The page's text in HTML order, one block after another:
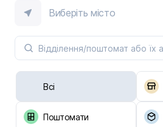
Виберіть місто
Всі
Поштомати